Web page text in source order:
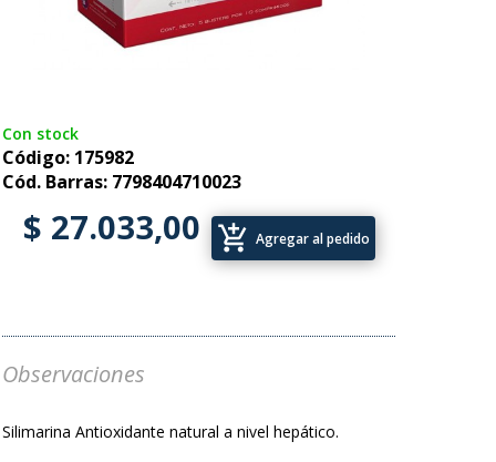
Con stock
Código: 175982
Cód. Barras: 7798404710023
$ 27.033,00 add_shopping_cart Agregar al pedido
Observaciones
Silimarina Antioxidante natural a nivel hepático.